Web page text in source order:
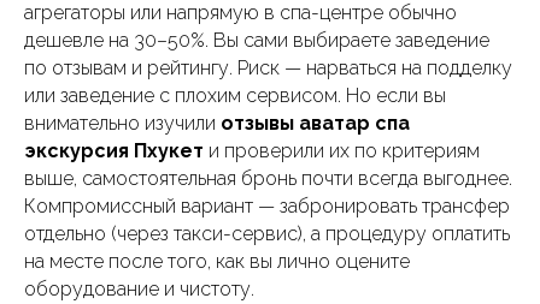
агрегаторы или напрямую в спа-центре обычно
дешевле на 30–50%. Вы сами выбираете заведение
по отзывам и рейтингу. Риск — нарваться на подделку
или заведение с плохим сервисом. Но если вы
внимательно изучили отзывы аватар спа
экскурсия Пхукет и проверили их по критериям
выше, самостоятельная бронь почти всегда выгоднее.
Компромиссный вариант — забронировать трансфер
отдельно (через такси-сервис), а процедуру оплатить
на месте после того, как вы лично оцените
оборудование и чистоту.